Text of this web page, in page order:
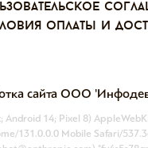
оплаты и
сайта ООО
Android 14; Pixel 8)
131.0.0.0 Mobile Safari/